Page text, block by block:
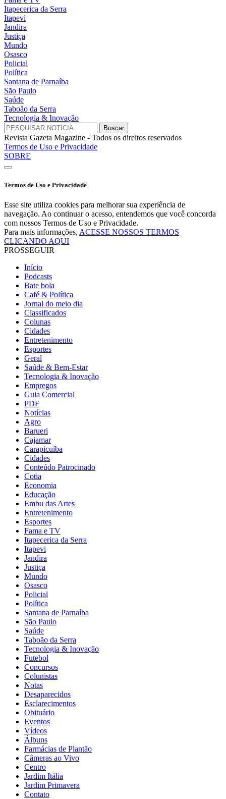
Itapecerica da Serra
Itapevi
Jandira
Justiça
Mundo
Osasco
Policial
Política
Santana de Parnaíba
São Paulo
Saúde
Taboão da Serra
Tecnologia & Inovação
Revista Gazeta Magazine - Todos os direitos reservados
Termos de Uso e Privacidade
SOBRE
Termos de Uso e Privacidade
Esse site utiliza cookies para melhorar sua experiência de
navegação. Ao continuar o acesso, entendemos que você concorda
com nossos Termos de Uso e Privacidade.
Para mais informações, ACESSE NOSSOS TERMOS
CLICANDO AQUI
PROSSEGUIR
Início
Podcasts
Bate bola
Café & Política
Jornal do meio dia
Classificados
Colunas
Cidades
Entretenimento
Esportes
Geral
Saúde & Bem-Estar
Tecnologia & Inovação
Empregos
Guia Comercial
PDF
Notícias
Agro
Barueri
Cajamar
Carapicuíba
Cidades
Conteúdo Patrocinado
Cotia
Economia
Educação
Embu das Artes
Entretenimento
Esportes
Fama e TV
Itapecerica da Serra
Itapevi
Jandira
Justiça
Mundo
Osasco
Policial
Política
Santana de Parnaíba
São Paulo
Saúde
Taboão da Serra
Tecnologia & Inovação
Futebol
Concursos
Colunistas
Notas
Desaparecidos
Esclarecimentos
Obituário
Eventos
Vídeos
Álbuns
Farmácias de Plantão
Câmeras ao Vivo
Centro
Jardim Itália
Jardim Primavera
Contato